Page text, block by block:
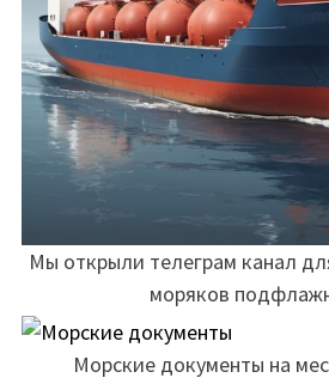
Мы открыли телеграм канал
моряков
Морские документы на